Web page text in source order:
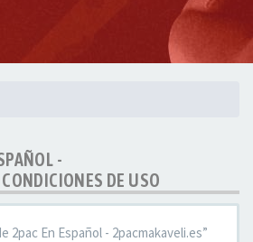
-
DE USO
2pac En Español - 2pacmakaveli.es”